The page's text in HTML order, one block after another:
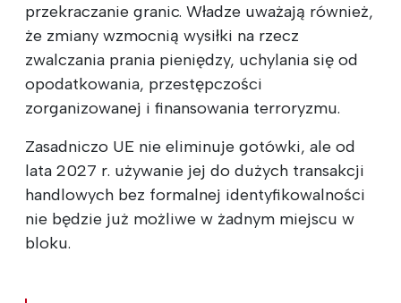
przekraczanie granic. Władze uważają również,
że zmiany wzmocnią wysiłki na rzecz
zwalczania prania pieniędzy, uchylania się od
opodatkowania, przestępczości
zorganizowanej i finansowania terroryzmu.
Zasadniczo UE nie eliminuje gotówki, ale od
lata 2027 r. używanie jej do dużych transakcji
handlowych bez formalnej identyfikowalności
nie będzie już możliwe w żadnym miejscu w
bloku.